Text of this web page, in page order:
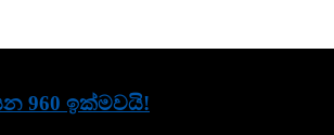
960 ඉක්මවයි!